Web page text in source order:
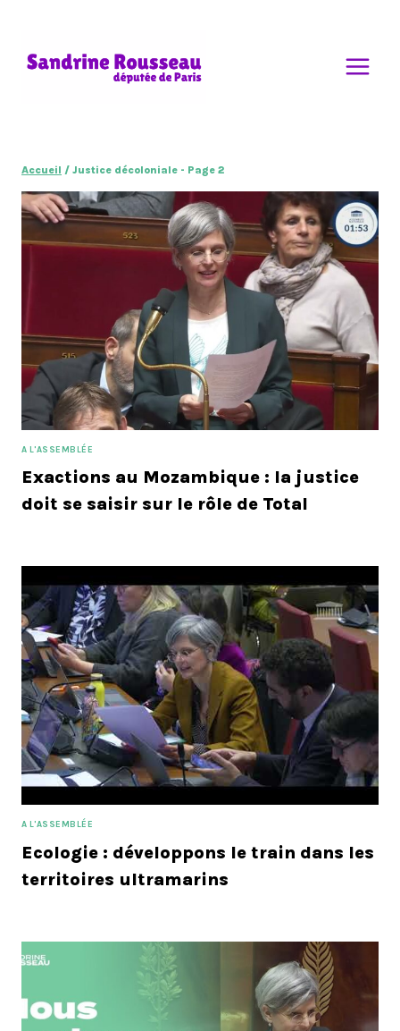
Accueil / Justice décoloniale - Page 2
A L'ASSEMBLÉE
Exactions au Mozambique : la justice
doit se saisir sur le rôle de Total
A L'ASSEMBLÉE
Ecologie : développons le train dans les
territoires ultramarins